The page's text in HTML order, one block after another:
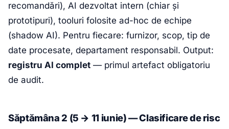
recomandări), AI dezvoltat intern (chiar și
prototipuri), tooluri folosite ad-hoc de echipe
(shadow AI). Pentru fiecare: furnizor, scop, tip de
date procesate, departament responsabil. Output:
registru AI complet — primul artefact obligatoriu
de audit.
Săptămâna 2 (5 → 11 iunie) — Clasificare de risc